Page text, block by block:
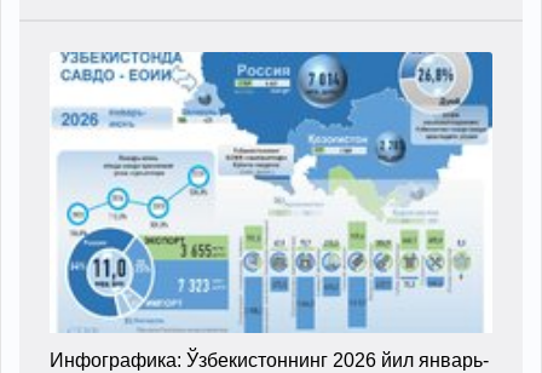
Инфографика: Ўзбекистоннинг 2026 йил январь-